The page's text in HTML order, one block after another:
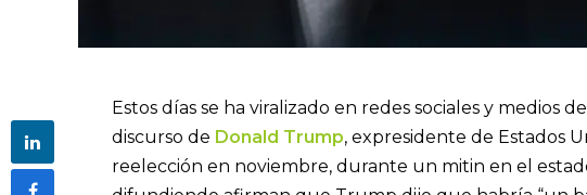
Estos días se ha viralizado en redes sociales y medios
discurso de Donald Trump, expresidente de Estados
reelección en noviembre, durante un mitin en el